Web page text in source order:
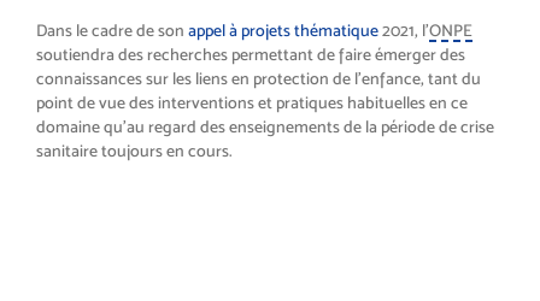
Dans le cadre de son appel à projets thématique2021, l’ONPE
soutiendra des recherches permettant de faire émerger des
connaissances sur les liens en protection de l’enfance, tant du
point de vue des interventions et pratiques habituelles en ce
domaine qu’au regard des enseignements de la période de crise
sanitaire toujours en cours.